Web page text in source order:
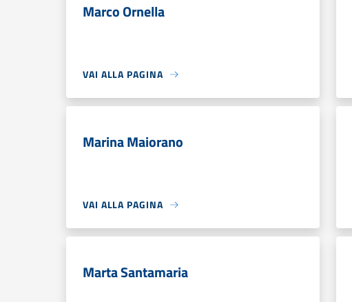
Marco Ornella
VAI ALLA PAGINA
Marina Maiorano
VAI ALLA PAGINA
Marta Santamaria